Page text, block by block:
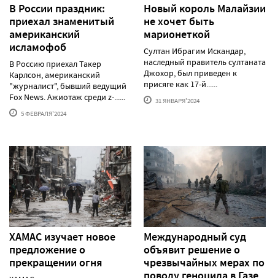
В России праздник:
приехал знаменитый
американский
исламофоб
В Россию приехал Такер
Карлсон, американский
"журналист", бывший ведущий
Fox News. Ажиотаж среди z-......
5 ФЕВРАЛЯ'2024
Новый король Малайзии
не хочет быть
марионеткой
Султан Ибрагим Искандар,
наследный правитель султаната
Джохор, был приведен к
присяге как 17-й......
31 ЯНВАРЯ'2024
ХАМАС изучает новое
предложение о
прекращении огня
Международный суд
объявит решение о
чрезвычайных мерах по